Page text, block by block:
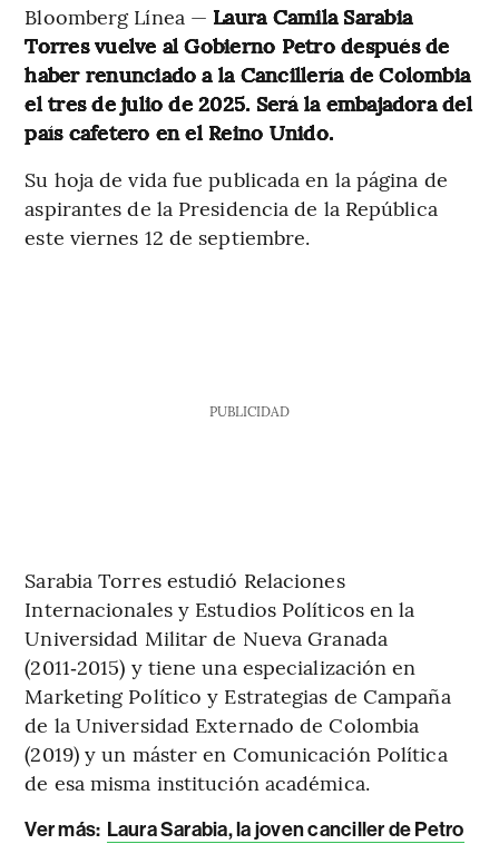
Bloomberg Línea — Laura Camila Sarabia
Torres vuelve al Gobierno Petro después de
haber renunciado a la Cancillería de Colombia
el tres de julio de 2025. Será la embajadora del
país cafetero en el Reino Unido.
Su hoja de vida fue publicada en la página de
aspirantes de la Presidencia de la República
este viernes 12 de septiembre.
PUBLICIDAD
Sarabia Torres estudió Relaciones
Internacionales y Estudios Políticos en la
Universidad Militar de Nueva Granada
(2011‑2015) y tiene una especialización en
Marketing Político y Estrategias de Campaña
de la Universidad Externado de Colombia
(2019) y un máster en Comunicación Política
de esa misma institución académica.
Ver más: Laura Sarabia, la joven canciller de Petro